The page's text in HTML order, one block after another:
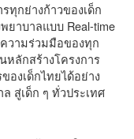
ทุกย่างก้าวของเด็ก
ยาบาลแบบ Real-time
วามร่วมมือของทุก
ลักสร้างโครงการ
งเด็กไทยได้อย่าง
สู่เด็ก ๆ ทั่วประเทศ